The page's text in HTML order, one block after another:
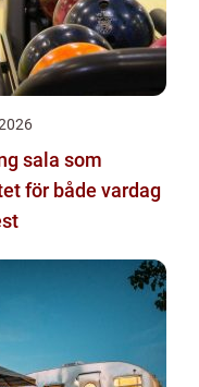
sala som
för både vardag